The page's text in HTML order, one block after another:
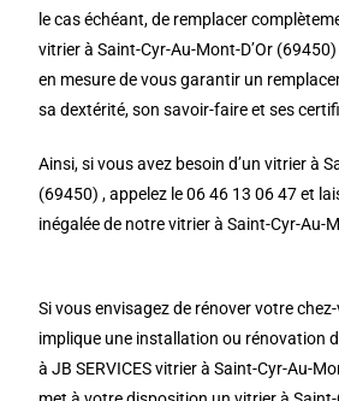
le cas échéant, de remplacer
vitrier à Saint-Cyr-Au-Mont-D’Or
en mesure de vous garantir un
sa dextérité, son savoir-faire et ses
Ainsi, si vous avez besoin d’un vitrier à
(69450) , appelez le 06 46 13 06 47 et
inégalée de notre vitrier à Saint-Cyr-Au-
Si vous envisagez de rénover votre
implique une installation ou rénovation
à JB SERVICES vitrier à Saint-Cyr-Au-